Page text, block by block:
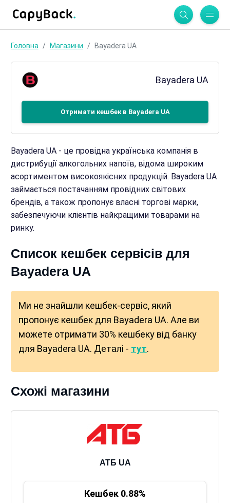
Головна Магазини Bayadera UA
Bayadera UA
Отримати кешбек в Bayadera UA
Bayadera UA - це провідна українська компанія в
дистрибуції алкогольних напоїв, відома широким
асортиментом високоякісних продукцій. Bayadera UA
займається постачанням провідних світових
брендів, а також пропонує власні торгові марки,
забезпечуючи клієнтів найкращими товарами на
ринку.
Список кешбек сервісів для
Bayadera UA
Ми не знайшли кешбек-сервіс, який
пропонує кешбек для Bayadera UA. Але ви
можете отримати 30% кешбеку від банку
для Bayadera UA. Деталі - тут.
Схожі магазини
АТБ UA
Кешбек 0.88%